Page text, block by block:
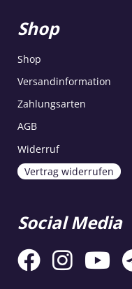
Shop
Shop
Versandinformation
Zahlungsarten
AGB
Widerruf
Vertrag widerrufen
Social Media